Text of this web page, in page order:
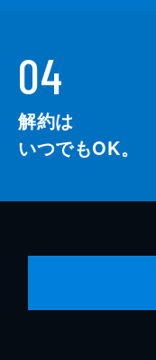
04
解約は
いつでもOK。